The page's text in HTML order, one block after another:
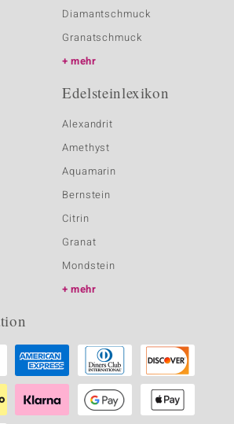
Diamantschmuck
Granatschmuck
mehr
Edelsteinlexikon
Alexandrit
Amethyst
Aquamarin
Bernstein
Citrin
Granat
Mondstein
mehr